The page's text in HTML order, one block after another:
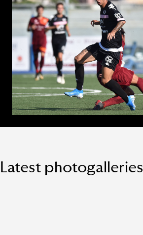
Latest photogalleries